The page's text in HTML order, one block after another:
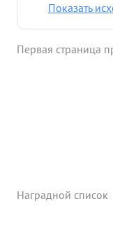
Показать
Первая страница
Наградной список